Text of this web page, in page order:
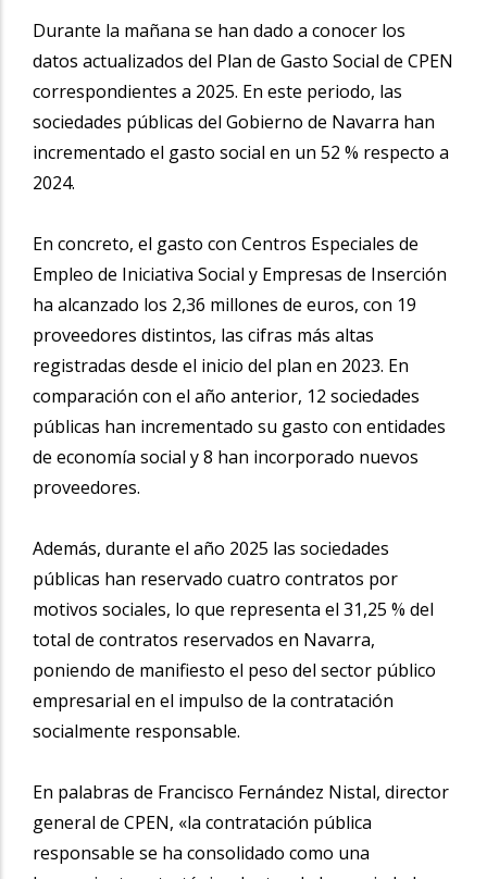
Durante la mañana se han dado a conocer los
datos actualizados del Plan de Gasto Social de CPEN
correspondientes a 2025. En este periodo, las
sociedades públicas del Gobierno de Navarra han
incrementado el gasto social en un 52 % respecto a
2024.
En concreto, el gasto con Centros Especiales de
Empleo de Iniciativa Social y Empresas de Inserción
ha alcanzado los 2,36 millones de euros, con 19
proveedores distintos, las cifras más altas
registradas desde el inicio del plan en 2023. En
comparación con el año anterior, 12 sociedades
públicas han incrementado su gasto con entidades
de economía social y 8 han incorporado nuevos
proveedores.
Además, durante el año 2025 las sociedades
públicas han reservado cuatro contratos por
motivos sociales, lo que representa el 31,25 % del
total de contratos reservados en Navarra,
poniendo de manifiesto el peso del sector público
empresarial en el impulso de la contratación
socialmente responsable.
En palabras de Francisco Fernández Nistal, director
general de CPEN, «la contratación pública
responsable se ha consolidado como una